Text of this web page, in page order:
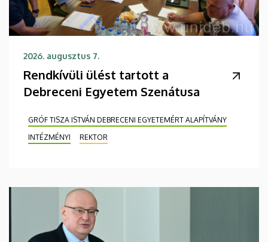
2026. augusztus 7.
Rendkívüli ülést tartott a
Debreceni Egyetem Szenátusa
GRÓF TISZA ISTVÁN DEBRECENI EGYETEMÉRT ALAPÍTVÁNY
INTÉZMÉNYI
REKTOR